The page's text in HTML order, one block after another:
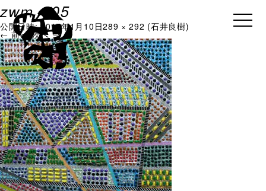
toggle
zwm_005
公開日時: 2017年1月10日289 × 292 (石井良樹)
← 前へ 次へ →